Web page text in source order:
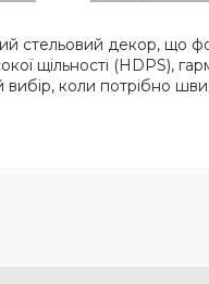
стельовий декор, що
щільності (HDPS),
коли потрібно